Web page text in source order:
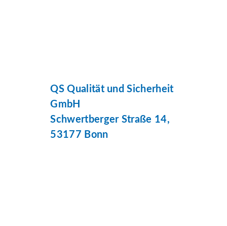
QS Qualität und Sicherheit
GmbH
Schwertberger Straße 14,
53177 Bonn